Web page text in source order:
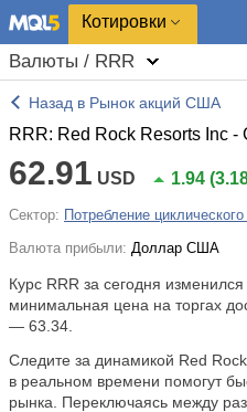
Котировки
Валюты / RRR
Назад в Рынок акций США
RRR: Red Rock Resorts Inc -
62.91 USD 1.94 (
Сектор: Потребление
Валюта прибыли: Доллар США
Курс RRR за сегодня изменился
минимальная цена на торгах
— 63.34.
Следите за динамикой Red
в реальном времени помогут
рынка. Переключаясь между